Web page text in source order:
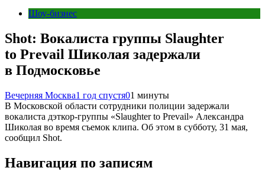
Шоу-бизнес
Shot: Вокалиста группы Slaughter
to Prevail Шиколая задержали
в Подмосковье
Вечерняя Москва1 год спустя01 минуты
В Московской области сотрудники полиции задержали
вокалиста дэткор-группы «Slaughter to Prevail» Александра
Шиколая во время съемок клипа. Об этом в субботу, 31 мая,
сообщил Shot.
Навигация по записям